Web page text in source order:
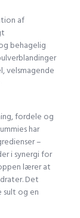
af
behagelig
velsmagende
fordele og
har
–
i synergi for
lærer at
Det
sult og en